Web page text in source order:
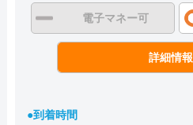
電子マネー可
詳細情報
●到着時間